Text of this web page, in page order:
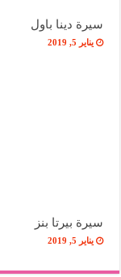
سيرة دينا باول
يناير 5, 2019
سيرة بيرتا بنز
يناير 5, 2019